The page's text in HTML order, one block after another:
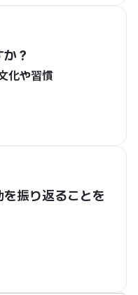
？
化や習慣
を振り返ることを